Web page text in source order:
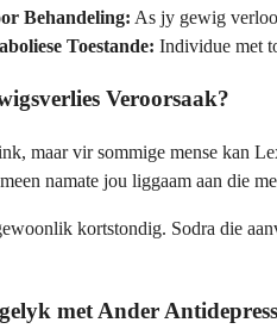
Behandeling: As jy gewig
Toestande: Individue met
Veroorsaak?
maar vir sommige mense kan
namate jou liggaam aan die
kortstondig. Sodra die
met Ander